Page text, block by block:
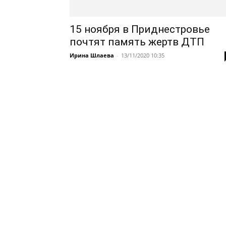
15 ноября в Приднестровье
почтят память жертв ДТП
Ирина Шлаева - 13/11/2020 10:35